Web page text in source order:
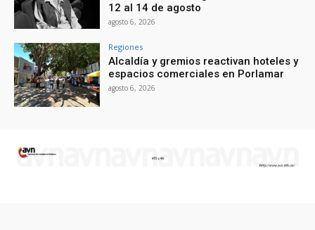
12 al 14 de agosto
agosto 6, 2026
Regiones
Alcaldía y gremios reactivan hoteles y
espacios comerciales en Porlamar
agosto 6, 2026